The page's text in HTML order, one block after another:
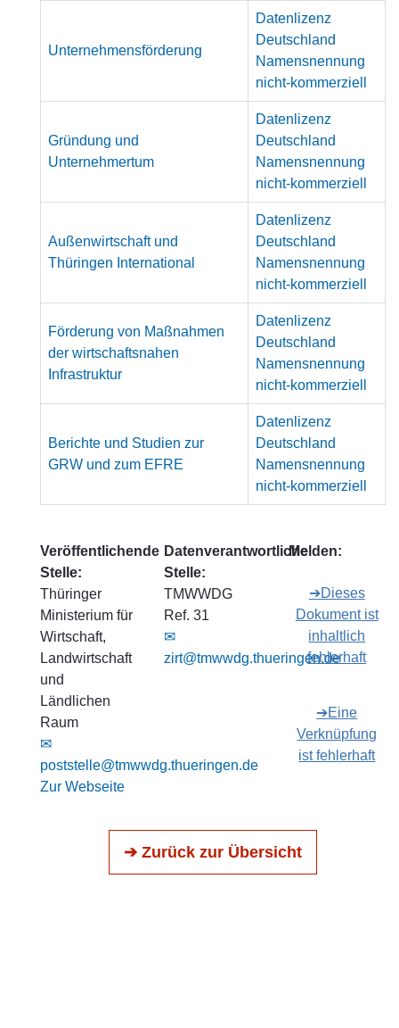
Unternehmensförderung
Datenlizenz
Deutschland
Namensnennung
nicht-kommerziell
Gründung und
Unternehmertum
Datenlizenz
Deutschland
Namensnennung
nicht-kommerziell
Außenwirtschaft und
Thüringen International
Datenlizenz
Deutschland
Namensnennung
nicht-kommerziell
Förderung von Maßnahmen
der wirtschaftsnahen
Infrastruktur
Datenlizenz
Deutschland
Namensnennung
nicht-kommerziell
Berichte und Studien zur
GRW und zum EFRE
Datenlizenz
Deutschland
Namensnennung
nicht-kommerziell
Veröffentlichende
Stelle:
Thüringer
Ministerium für
Wirtschaft,
Landwirtschaft
und
Ländlichen
Raum
✉
poststelle@tmwwdg.thueringen.de
Zur Webseite
Datenverantwortliche
Stelle:
TMWWDG
Ref. 31
✉
zirt@tmwwdg.thueringen.de
Melden:
➔Dieses
Dokument ist
inhaltlich
fehlerhaft
➔Eine
Verknüpfung
ist fehlerhaft
➔ Zurück zur Übersicht